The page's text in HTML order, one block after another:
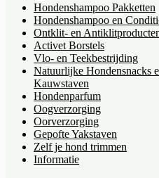
Hondenshampoo Pakketten
Hondenshampoo en
Ontklit- en
Activet Borstels
Vlo- en Teekbestrijding
Natuurlijke Hondensnacks
Kauwstaven
Hondenparfum
Oogverzorging
Oorverzorging
Gepofte Yakstaven
Zelf je hond trimmen
Informatie